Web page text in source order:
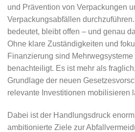
und Prävention von Verpackungen
Verpackungsabfällen
bedeutet, bleibt offen – und genau
Ohne klare Zuständigkeiten und
Finanzierung sind Mehrwegsysteme
benachteiligt. Es ist mehr als
Grundlage der neuen
relevante Investitionen mobilisieren
Dabei ist der Handlungsdruck
ambitionierte Ziele zur